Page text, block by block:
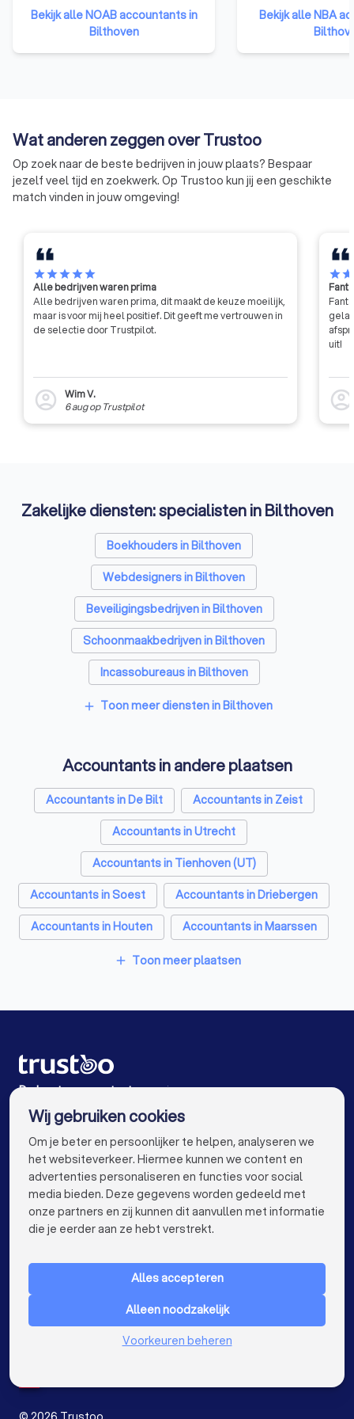
bedrijven en ondernemers,
ondersteunt
administratiekantoren en
belastingadviseurs, en zorgt
gespecialiseerd is in
administratieve en fiscale
dienstverlening voor mkb-
ondernemers. Ze hebben vaak
praktische ervaring binnen de
onderneming. NOAB-leden
hebben klantgerichtheid hoog in
het vaandel hebben staan.
Bekijk alle NOAB accountants in
Bilthoven
in Nederland en
ondersteuning op
opleiding en
accountant heeft
accountants vaker
en leidinggevende
vervullen.
aangesloten bij de
en
vastgesteld door
organisatie.
maken met een
professionele
kennis heeft van
Bekijk alle NBA
Wat anderen zeggen over Trustoo
Op zoek naar de beste bedrijven in jouw plaats? Bespaar
jezelf veel tijd en zoekwerk. Op Trustoo kun jij een geschikte
match vinden in jouw omgeving!
starstarstarstarstar
Alle bedrijven waren prima
Alle bedrijven waren prima, dit maakt de keuze moeilijk,
maar is voor mij heel positief. Dit geeft me vertrouwen in
de selectie door Trustpilot.
account_circle
Wim V.
6 augop Trustpilot
starstar
uit!
account_circle
Zakelijke diensten: specialisten in Bilthoven
Boekhouders in Bilthoven
Webdesigners in Bilthoven
Beveiligingsbedrijven in Bilthoven
Schoonmaakbedrijven in Bilthoven
Incassobureaus in Bilthoven
Online marketing bureaus in Bilthoven
Vertaalbureaus in Bilthoven
SEO-specialisten in Bilthoven
Grafisch ontwerpers in Bilthoven
Reclamebureaus in Bilthoven
add Toon meer diensten in Bilthoven
Accountants in andere plaatsen
Accountants in De Bilt
Accountants in Zeist
Accountants in Utrecht
Accountants in Tienhoven (UT)
Accountants in Soest
Accountants in Driebergen
Accountants in Houten
Accountants in Maarssen
Accountants in De Meern
Accountants in Baarn
Accountants in Eindhoven
Accountants in Tilburg
Accountants in Groningen
Accountants in Breda
Accountants in Nijmegen
Accountants in Enschede
Accountants in Haarlem
Accountants in Arnhem
Accountants in Apeldoorn
Accountants in Den Bosch
Accountants in Maastricht
Accountants in Leiden
add Toon meer plaatsen
De beste accountants voor jou
VOOR PARTICULIEREN keyboard_arrow_down
Nederland
Wij gebruiken cookies
Om je beter en persoonlijker te helpen, analyseren we
het websiteverkeer. Hiermee kunnen we content en
advertenties personaliseren en functies voor social
media bieden. Deze gegevens worden gedeeld met
onze partners en zij kunnen dit aanvullen met informatie
die je eerder aan ze hebt verstrekt.
Alles accepteren
Alleen noodzakelijk
Voorkeuren beheren